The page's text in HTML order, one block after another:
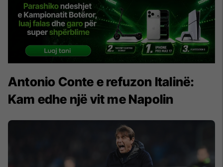
Antonio Conte e refuzon Italinë:
Kam edhe një vit me Napolin